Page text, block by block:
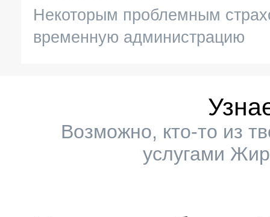
Некоторым проблемным
временную администрацию
Возможно, кто-то из
услугами